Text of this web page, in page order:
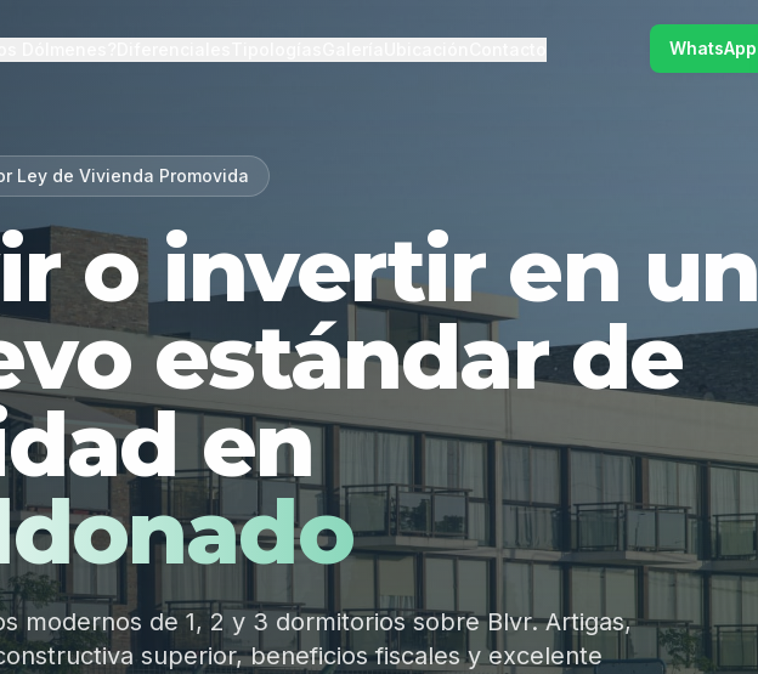
WhatsApp
Ley de Vivienda Promovida
o invertir en un
estándar de
en
modernos de 1, 2 y 3 dormitorios sobre Blvr. Artigas,
superior, beneficios fiscales y excelente